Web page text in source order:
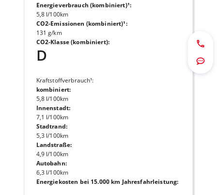
Energieverbrauch (kombiniert)¹:
5,8 l/100km
CO2-Emissionen (kombiniert)¹:
131 g/km
CO2-Klasse (kombiniert):
D
Kraftstoffverbrauch¹:
kombiniert:
5,8 l/100km
Innenstadt:
7,1 l/100km
Stadtrand:
5,3 l/100km
Landstraße:
4,9 l/100km
Autobahn:
6,3 l/100km
Energiekosten bei 15.000 km Jahresfahrleistung:
Jetzt